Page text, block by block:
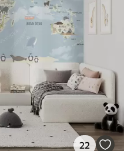
22